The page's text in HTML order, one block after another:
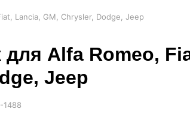
Lancia, GM, Chrysler, Dodge, Jeep
Alfa Romeo,
Jeep
1488